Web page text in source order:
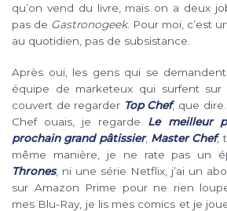
qu’on vend du livre, mais on a deux
pas de Gastronogeek. Pour moi, c’est
au quotidien, pas de subsistance.
Après oui, les gens qui se
équipe de marketeux qui surfent
couvert de regarder Top Chef, que
Chef ouais, je regarde Le meilleur
prochain grand pâtissier, Master Chef,
même manière, je ne rate pas un
Thrones, ni une série Netflix, j’ai un
sur Amazon Prime pour ne rien
mes Blu-Ray, je lis mes comics et je